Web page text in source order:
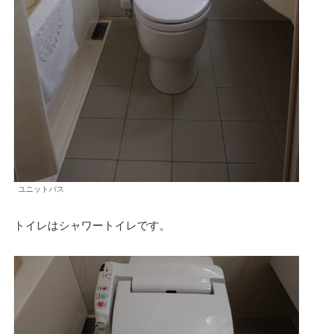
ユニットバス
トイレはシャワートイレです。